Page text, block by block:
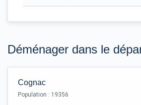
Déménager dans le
Cognac
Population : 19356